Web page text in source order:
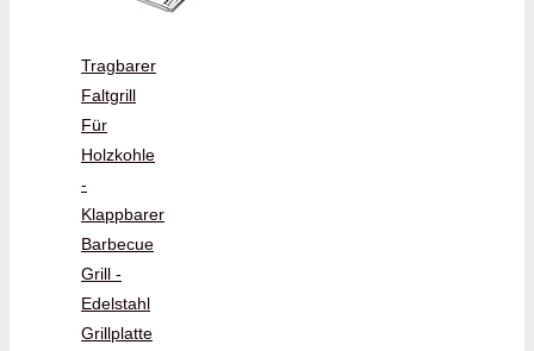
Tragbarer
Faltgrill
Für
Holzkohle
-
Klappbarer
Barbecue
Grill -
Edelstahl
Grillplatte